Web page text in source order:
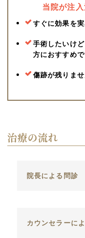
当院が注
すぐに効果を実
手術したいけ
方におすすめで
傷跡が残りませ
治療の流れ
院長による問診
カウンセラーに